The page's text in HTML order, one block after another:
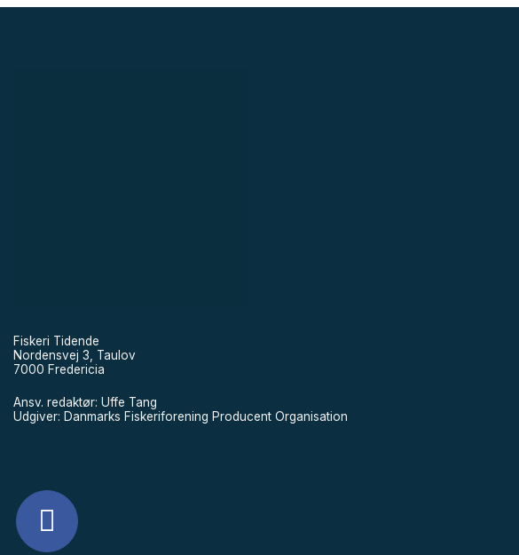
Fiskeri Tidende
Nordensvej 3, Taulov
7000 Fredericia
Ansv. redaktør: Uffe Tang
Udgiver: Danmarks Fiskeriforening Producent Organisation